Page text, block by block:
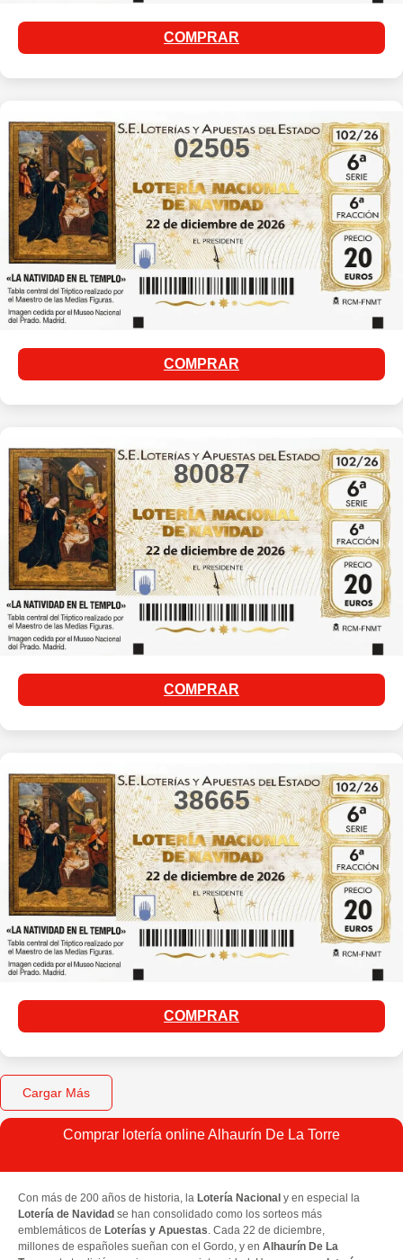
COMPRAR
02505
COMPRAR
80087
COMPRAR
38665
COMPRAR
Cargar Más
Comprar lotería online Alhaurín De La Torre
Con más de 200 años de historia, la Lotería Nacional y en especial la
Lotería de Navidad se han consolidado como los sorteos más
emblemáticos de Loterías y Apuestas. Cada 22 de diciembre,
millones de españoles sueñan con el Gordo, y en Alhaurín De La